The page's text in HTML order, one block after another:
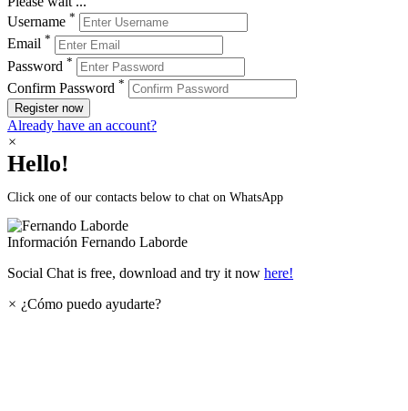
Username *
Email *
Password *
Confirm Password *
Register now
Already have an account?
×
Hello!
Click one of our contacts below to chat on WhatsApp
Información Fernando Laborde
Social Chat is free, download and try it now here!
× ¿Cómo puedo ayudarte?